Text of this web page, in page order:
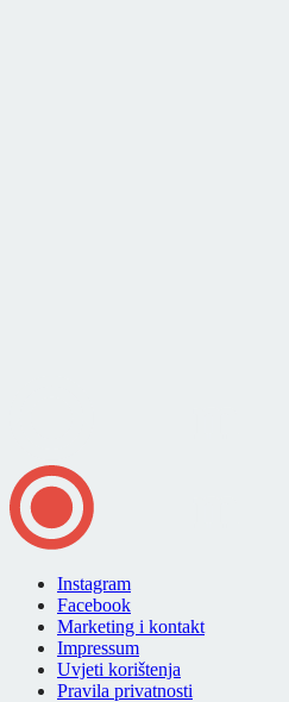
Instagram
Facebook
Marketing i kontakt
Impressum
Uvjeti korištenja
Pravila privatnosti